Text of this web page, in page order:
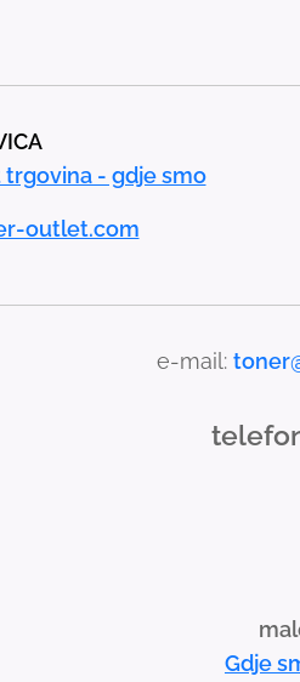
- gdje smo
outlet.com
e-mail:
Gdje